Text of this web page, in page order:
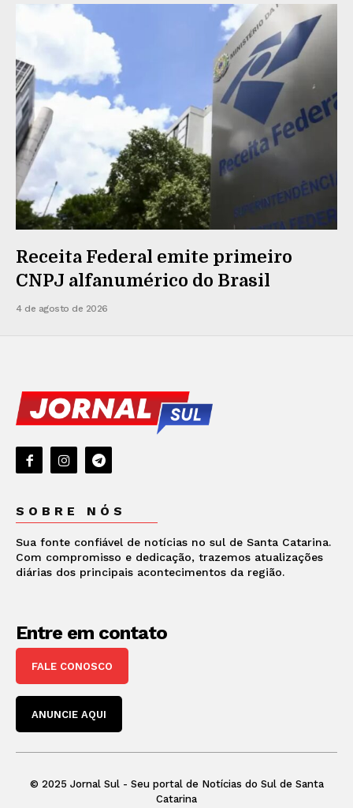
Receita Federal emite primeiro
CNPJ alfanumérico do Brasil
4 de agosto de 2026
SOBRE NÓS
Sua fonte confiável de notícias no sul de Santa Catarina.
Com compromisso e dedicação, trazemos atualizações
diárias dos principais acontecimentos da região.
Entre em contato
FALE CONOSCO
ANUNCIE AQUI
© 2025 Jornal Sul - Seu portal de Notícias do Sul de Santa
Catarina